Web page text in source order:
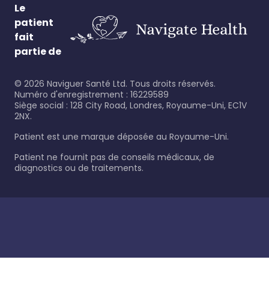
Le
patient
fait
partie de
© 2026 Naviguer Santé Ltd. Tous droits réservés.
Numéro d'enregistrement : 16229589
Siège social : 128 City Road, Londres, Royaume-Uni, EC1V
2NX.
Patient est une marque déposée au Royaume-Uni.
Patient ne fournit pas de conseils médicaux, de
diagnostics ou de traitements.